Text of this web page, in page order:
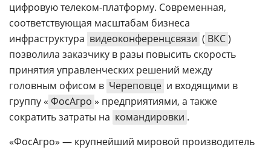
ТВ
издании
Реклама
Контакты
Дзен
VK
Rutube
цифровую телеком-платформу. Современная,
соответствующая масштабам бизнеса
инфраструктура видеоконференцсвязи ( ВКС)
позволила заказчику в разы повысить скорость
принятия управленческих решений между
головным офисом в Череповце и входящими в
группу « ФосАгро » предприятиями, а также
сократить затраты на командировки .
«ФосАгро» — крупнейший мировой производитель